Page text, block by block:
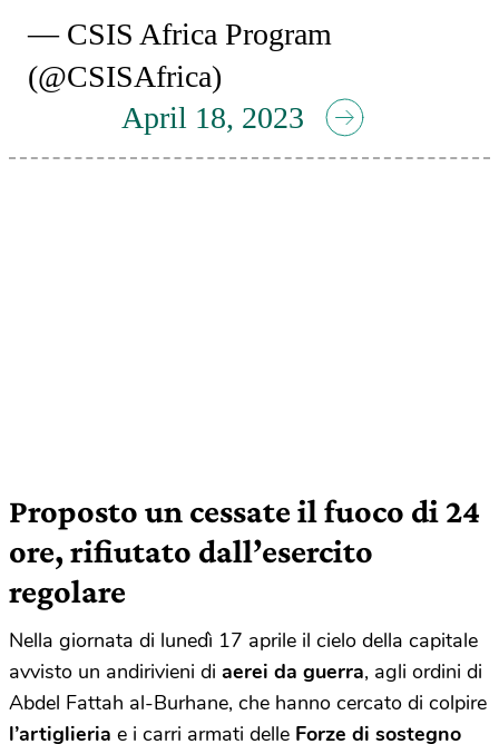
— CSIS Africa Program
(@CSISAfrica)
April 18, 2023
Proposto un cessate il fuoco di 24
ore, rifiutato dall’esercito
regolare
Nella giornata di lunedì 17 aprile il cielo della capitale
avvisto un andirivieni di aerei da guerra, agli ordini di
Abdel Fattah al-Burhane, che hanno cercato di colpire
l’artiglieria e i carri armati delle Forze di sostegno